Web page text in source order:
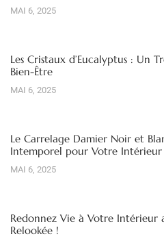
MAI 6, 2025
Les Cristaux d’Eucalyptus : Un
Bien-Être
MAI 6, 2025
Le Carrelage Damier Noir et
Intemporel pour Votre Intérieur
MAI 6, 2025
Redonnez Vie à Votre Intérieur
Relookée !